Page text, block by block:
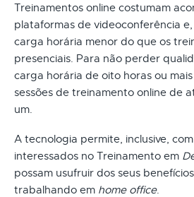
Treinamentos online costumam
plataformas de videoconferência
carga horária menor do que os
presenciais. Para não perder
carga horária de oito horas ou
sessões de treinamento online de
um.
A tecnologia permite, inclusive,
interessados no Treinamento em
possam usufruir dos seus
trabalhando em home office.